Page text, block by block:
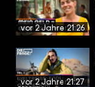
vor 2 Jahren21:26
vor 2 Jahren21:27